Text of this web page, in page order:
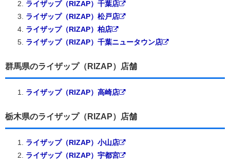
ライザップ（RIZAP）千葉店
ライザップ（RIZAP）松戸店
ライザップ（RIZAP）柏店
ライザップ（RIZAP）千葉ニュータウン店
群馬県のライザップ（RIZAP）店舗
ライザップ（RIZAP）高崎店
栃木県のライザップ（RIZAP）店舗
ライザップ（RIZAP）小山店
ライザップ（RIZAP）宇都宮